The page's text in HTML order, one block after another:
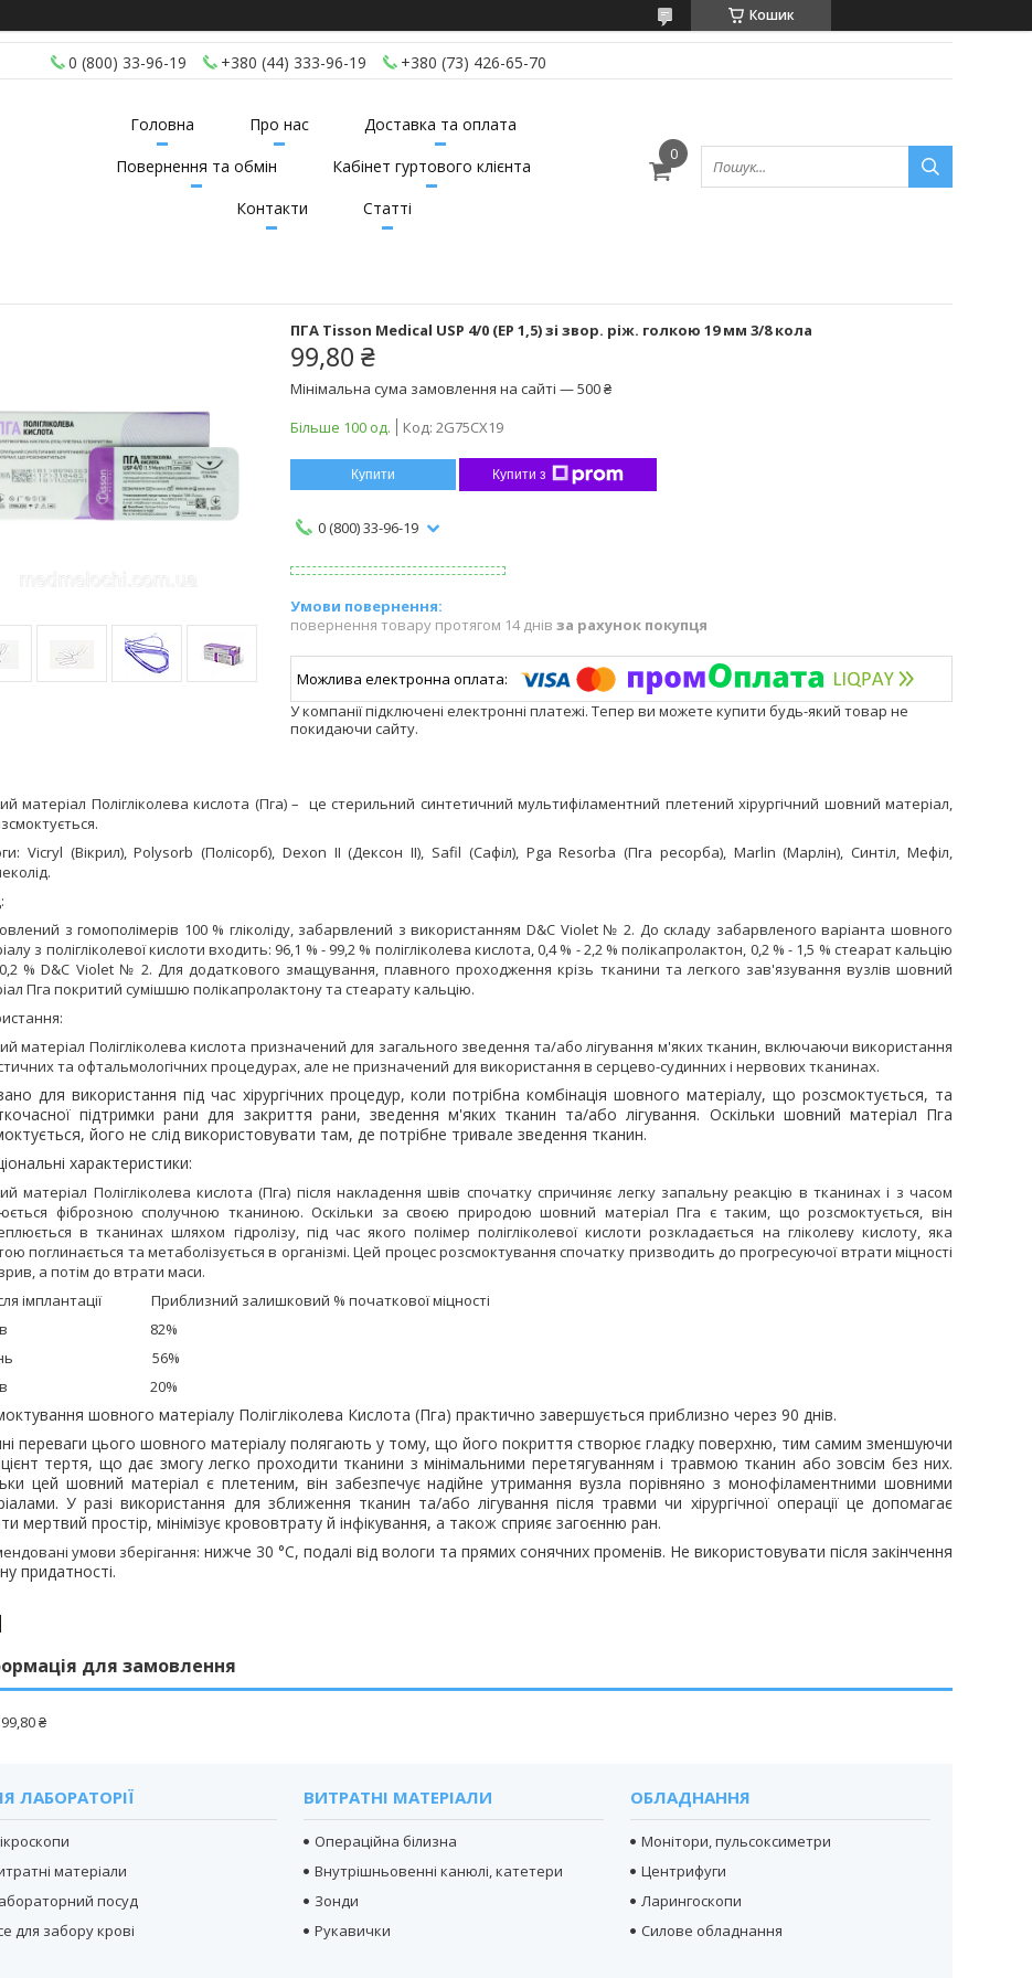
Кошик
0 (800) 33-96-19 +380 (44) 333-96-19 +380 (73) 426-65-70
Головна Про нас
Доставка та оплата
Повернення та обмін
Кабінет гуртового клієнта
Контакти
Статті
ПГА Tisson Medical USP 4/0 (EP 1,5) зі звор. ріж. голкою 19 мм 3/8 кола
99,80 ₴
Мінімальна сума замовлення на сайті — 500 ₴
Більше 100 од.
Код: 2G75CX19
Купити Купити з
0 (800) 33-96-19
повернення товару протягом 14 днів за рахунок покупця
У компанії підключені електронні платежі. Тепер ви можете купити будь-який товар не
покидаючи сайту.
матеріал Полігліколева кислота (Пга)– це стерильний синтетичний мультифіламентний плетений хірургічний шовний матеріал,
Vicryl (Вікрил), Polysorb (Полісорб), Dexon II (Дексон ІІ), Safil (Сафіл), Pga Resorba (Пга ресорба), Marlin (Марлін), Синтіл, Мефіл,
з гомополімерів 100 % гліколіду, забарвлений з використанням D&C Violet№ 2. До складу забарвленого варіанта шовного
з полігліколевої кислоти входить: 96,1 % - 99,2 % полігліколева кислота, 0,4 % - 2,2 % полікапролактон, 0,2 % - 1,5 % стеарат кальцію
0,2 %D&C Violet№ 2. Для додаткового змащування, плавного проходження крізь тканини та легкого зав'язування вузлів шовний
Пга покритий сумішшю полікапролактону та стеарату кальцію.
матеріал Полігліколева кислота призначений для загального зведення та/або лігування м'яких тканин, включаючи використання
та офтальмологічних процедурах, але не призначений для використання в серцево-судинних і нервових тканинах.
для використання під час хірургічних процедур, коли потрібна комбінація шовного матеріалу, що розсмоктується, та
підтримки рани для закриття рани, зведення м'яких тканин та/або лігування. Оскільки шовний матеріал Пга
його не слід використовувати там, де потрібне тривале зведення тканин.
характеристики:
матеріал Полігліколева кислота (Пга) після накладення швів спочатку спричиняє легку запальну реакцію в тканинах і з часом
фіброзною сполучною тканиною. Оскільки за своєю природою шовний матеріал Пга є таким, що розсмоктується, він
в тканинах шляхом гідролізу, під час якого полімер полігліколевої кислоти розкладається на гліколеву кислоту, яка
поглинається та метаболізується в організмі.Цей процес розсмоктування спочатку призводить до прогресуючої втрати міцності
а потім до втрати маси.
імплантації Приблизний залишковий % початкової міцності
днів 82%
день 56%
днів 20%
шовного матеріалу Полігліколева Кислота (Пга) практично завершується приблизно через 90 днів.
переваги цього шовного матеріалу полягають у тому, що його покриття створює гладку поверхню, тим самим зменшуючи
тертя, що дає змогу легко проходити тканини з мінімальними перетягуванням і травмою тканин або зовсім без них.
цей шовний матеріал є плетеним, він забезпечує надійне утримання вузла порівняно з монофіламентними шовними
У разі використання для зближення тканин та/або лігування після травми чи хірургічної операції це допомагає
мертвий простір, мінімізує крововтрату й інфікування, а також сприяє загоєнню ран.
умови зберігання: нижче 30 °C, подалі від вологи та прямих сонячних променів. Не використовувати після закінчення
придатності.
для замовлення
99,80 ₴
ЛАБОРАТОРІЇ
матеріали
посуд
для забору крові
ВИТРАТНІ МАТЕРІАЛИ
Операційна білизна
Внутрішньовенні канюлі, катетери
Зонди
Рукавички
ОБЛАДНАННЯ
Монітори, пульсоксиметри
Центрифуги
Ларингоскопи
Силове обладнання